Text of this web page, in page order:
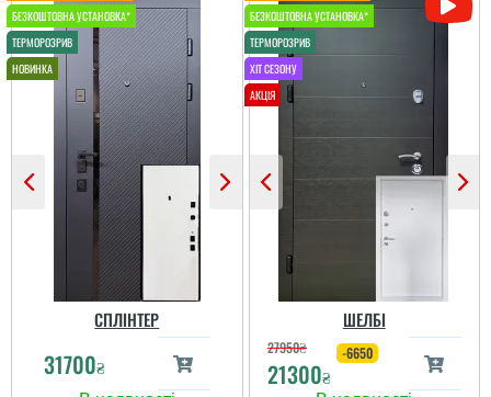
СПЛІНТЕР
31700₴
ШЕЛБІ
27950₴
21300₴
-6650